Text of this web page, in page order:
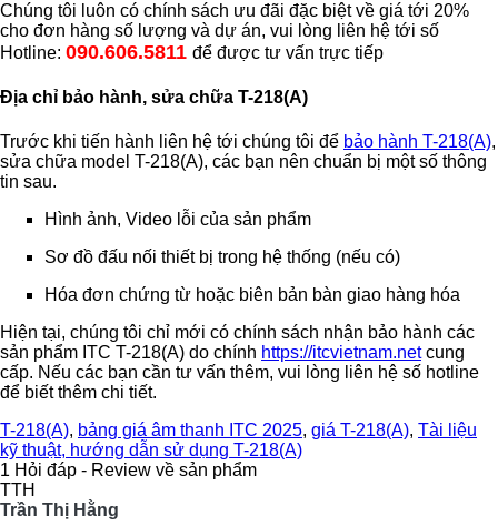
Chúng tôi luôn có chính sách ưu đãi đặc biệt về giá tới 20%
cho đơn hàng số lượng và dự án, vui lòng liên hệ tới số
Hotline: 090.606.5811 để được tư vấn trực tiếp
Địa chỉ bảo hành, sửa chữa T-218(A)
Trước khi tiến hành liên hệ tới chúng tôi để bảo hành T-218(A),
sửa chữa model T-218(A), các bạn nên chuẩn bị một số thông
tin sau.
Hình ảnh, Video lỗi của sản phẩm
Sơ đồ đấu nối thiết bị trong hệ thống (nếu có)
Hóa đơn chứng từ hoặc biên bản bàn giao hàng hóa
Hiện tại, chúng tôi chỉ mới có chính sách nhận bảo hành các
sản phẩm ITC T-218(A) do chính https://itcvietnam.netcung
cấp. Nếu các bạn cần tư vấn thêm, vui lòng liên hệ số hotline
để biết thêm chi tiết.
T-218(A), bảng giá âm thanh ITC 2025, giá T-218(A), Tài liệu
kỹ thuật, hướng dẫn sử dụng T-218(A)
1 Hỏi đáp - Review về sản phẩm
TTH
Trần Thị Hằng